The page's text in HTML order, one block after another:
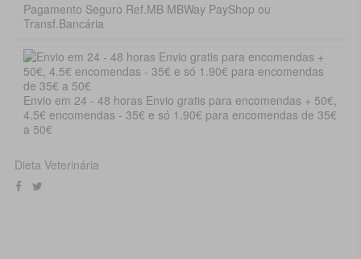
Pagamento Seguro Ref.MB MBWay PayShop ou
Transf.Bancária
Envio em 24 - 48 horas Envio gratis para encomendas + 50€,
4.5€ encomendas - 35€ e só 1.90€ para encomendas de 35€
a 50€
Dieta Veterinária